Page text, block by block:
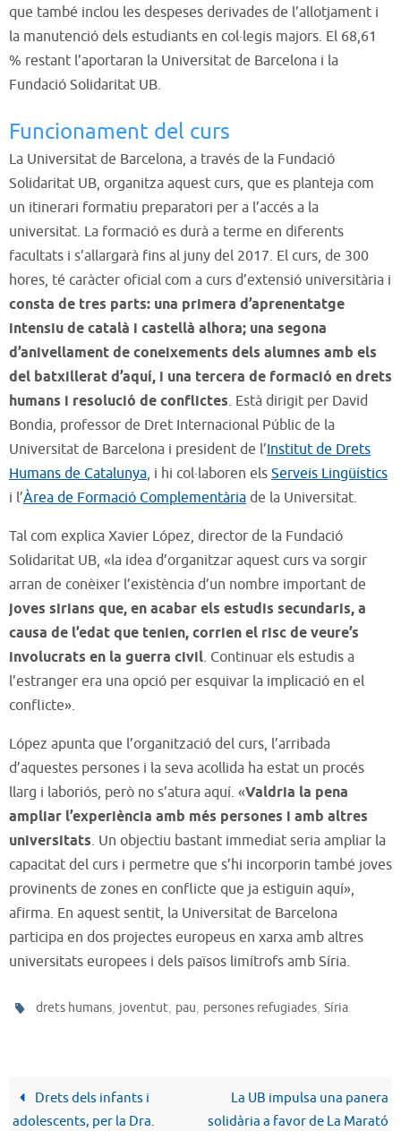
que també inclou les despeses derivades de l’allotjament i
la manutenció dels estudiants en col·legis majors. El 68,61
% restant l’aportaran la Universitat de Barcelona i la
Fundació Solidaritat UB.
Funcionament del curs
La Universitat de Barcelona, a través de la Fundació
Solidaritat UB, organitza aquest curs, que es planteja com
un itinerari formatiu preparatori per a l’accés a la
universitat. La formació es durà a terme en diferents
facultats i s’allargarà fins al juny del 2017. El curs, de 300
hores, té caràcter oficial com a curs d’extensió universitària i
consta de tres parts: una primera d’aprenentatge
intensiu de català i castellà alhora; una segona
d’anivellament de coneixements dels alumnes amb els
del batxillerat d’aquí, i una tercera de formació en drets
humans i resolució de conflictes. Està dirigit per David
Bondia, professor de Dret Internacional Públic de la
Universitat de Barcelona i president de l’Institut de Drets
Humans de Catalunya, i hi col·laboren els Serveis Lingüístics
i l’Àrea de Formació Complementària de la Universitat.
Tal com explica Xavier López, director de la Fundació
Solidaritat UB, «la idea d’organitzar aquest curs va sorgir
arran de conèixer l’existència d’un nombre important de
joves sirians que, en acabar els estudis secundaris, a
causa de l’edat que tenien, corrien el risc de veure’s
involucrats en la guerra civil. Continuar els estudis a
l’estranger era una opció per esquivar la implicació en el
conflicte».
López apunta que l’organització del curs, l’arribada
d’aquestes persones i la seva acollida ha estat un procés
llarg i laboriós, però no s’atura aquí. «Valdria la pena
ampliar l’experiència amb més persones i amb altres
universitats. Un objectiu bastant immediat seria ampliar la
capacitat del curs i permetre que s’hi incorporin també joves
provinents de zones en conflicte que ja estiguin aquí»,
afirma. En aquest sentit, la Universitat de Barcelona
participa en dos projectes europeus en xarxa amb altres
universitats europees i dels països limítrofs amb Síria.
drets humans, joventut, pau, persones refugiades,Síria.
Drets dels infants i
adolescents, per la Dra.
La UB impulsa una panera
solidària a favor de La Marató